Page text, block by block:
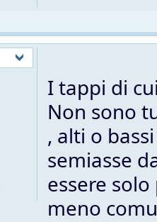
I tappi di
Non sono
, alti o
semiasse
essere
meno